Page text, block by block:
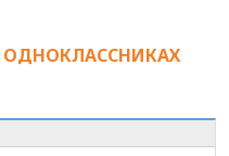
ОДНОКЛАССНИКАХ